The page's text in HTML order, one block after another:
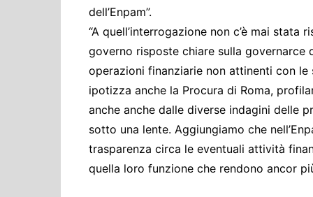
dell’Enpam”.
“A quell’interrogazione non c’è mai
governo risposte chiare sulla governarce
operazioni finanziarie non attinenti con
ipotizza anche la Procura di Roma,
anche anche dalle diverse indagini delle
sotto una lente. Aggiungiamo che
trasparenza circa le eventuali attività
quella loro funzione che rendono ancor